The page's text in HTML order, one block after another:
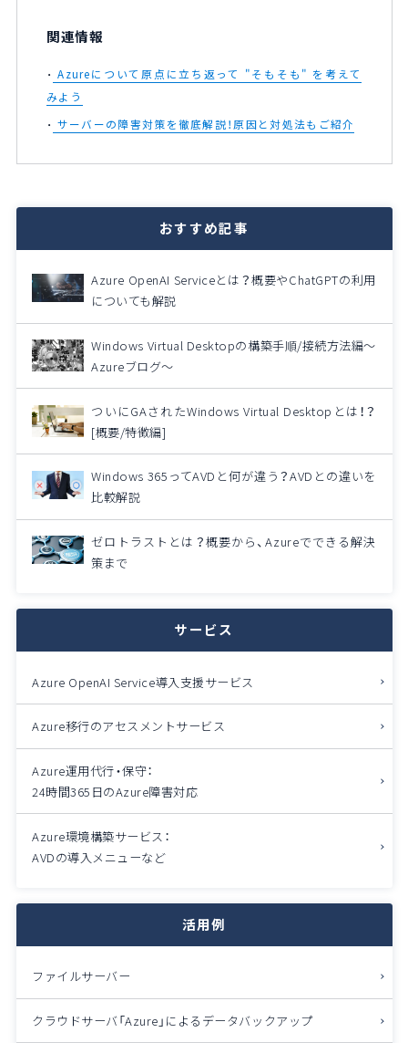
関連情報
Azureについて原点に立ち返って "そもそも" を考えて
みよう
サーバーの障害対策を徹底解説！原因と対処法もご紹介
おすすめ記事
Azure OpenAI Serviceとは？概要やChatGPTの利用
についても解説
Windows Virtual Desktopの構築手順/接続方法編～
Azureブログ～
ついにGAされたWindows Virtual Desktopとは！？
[概要/特徴編]
Windows 365ってAVDと何が違う？AVDとの違いを
比較解説
ゼロトラストとは？概要から、Azureでできる解決
策まで
サービス
Azure OpenAI Service導入支援サービス
Azure移行のアセスメントサービス
Azure運用代行・保守：
24時間365日のAzure障害対応
Azure環境構築サービス：
AVDの導入メニューなど
活用例
ファイルサーバー
クラウドサーバ「Azure」によるデータバックアップ